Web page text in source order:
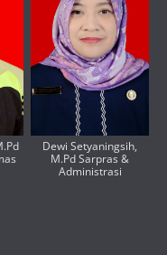
Dewi Setyaningsih,
M.Pd Sarpras &
Administrasi